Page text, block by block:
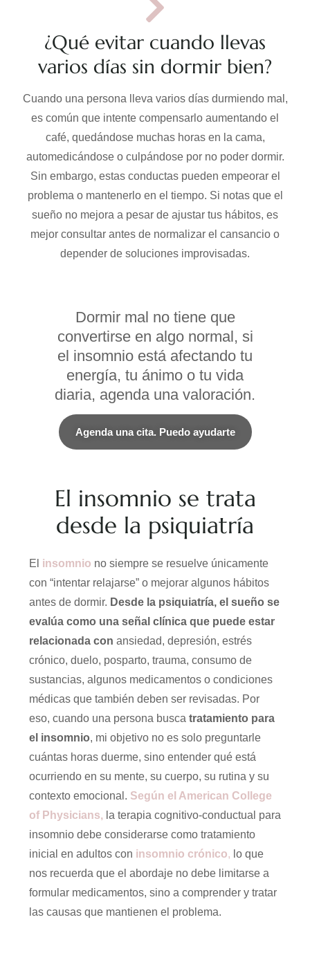
¿Qué evitar cuando llevas
varios días sin dormir bien?
Cuando una persona lleva varios días durmiendo mal,
es común que intente compensarlo aumentando el
café, quedándose muchas horas en la cama,
automedicándose o culpándose por no poder dormir.
Sin embargo, estas conductas pueden empeorar el
problema o mantenerlo en el tiempo. Si notas que el
sueño no mejora a pesar de ajustar tus hábitos, es
mejor consultar antes de normalizar el cansancio o
depender de soluciones improvisadas.
Dormir mal no tiene que
convertirse en algo normal, si
el insomnio está afectando tu
energía, tu ánimo o tu vida
diaria, agenda una valoración.
Agenda una cita. Puedo ayudarte
El insomnio se trata
desde la psiquiatría
El insomnio no siempre se resuelve únicamente
con “intentar relajarse” o mejorar algunos hábitos
antes de dormir. Desde la psiquiatría, el sueño se
evalúa como una señal clínica que puede estar
relacionada con ansiedad, depresión, estrés
crónico, duelo, posparto, trauma, consumo de
sustancias, algunos medicamentos o condiciones
médicas que también deben ser revisadas. Por
eso, cuando una persona busca tratamiento para
el insomnio, mi objetivo no es solo preguntarle
cuántas horas duerme, sino entender qué está
ocurriendo en su mente, su cuerpo, su rutina y su
contexto emocional. Según el American College
of Physicians, la terapia cognitivo-conductual para
insomnio debe considerarse como tratamiento
inicial en adultos con insomnio crónico, lo que
nos recuerda que el abordaje no debe limitarse a
formular medicamentos, sino a comprender y tratar
las causas que mantienen el problema.